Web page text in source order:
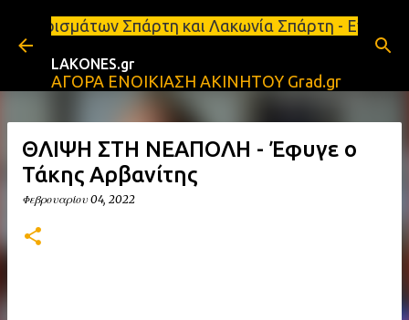
Μετάβαση στο κύριο περιεχόμενο
Σπάρτη και Λακωνία Σπάρτη - Ενοικιάζεται
LAKONES.gr
ΑΓΟΡΑ ΕΝΟΙΚΙΑΣΗ ΑΚΙΝΗΤΟΥ Grad.gr
ΘΛΙΨΗ ΣΤΗ ΝΕΑΠΟΛΗ - Έφυγε ο
Τάκης Αρβανίτης
Φεβρουαρίου 04, 2022